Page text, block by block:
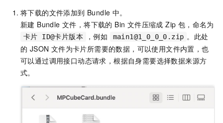
将下载的文件添加到 Bundle 中。
新建 Bundle 文件，将下载的 Bin 文件压缩成 Zip 包，命名为
卡片 ID@卡片版本 ，例如 main1@1_0_0_0.zip 。此处
的 JSON 文件为卡片所需要的数据，可以使用文件内置，也
可以通过调用接口动态请求，根据自身需要选择数据来源方
式。